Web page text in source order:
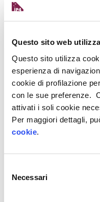
Questo sito web
Questo sito utilizza
esperienza di
cookie di profilazione
con le sue preferenze.
attivati i soli cookie
Per maggiori dettagli,
cookie.
delNecessari
Le soluzioni di
Eucos Srl